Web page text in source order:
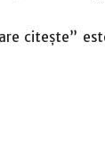
citește”